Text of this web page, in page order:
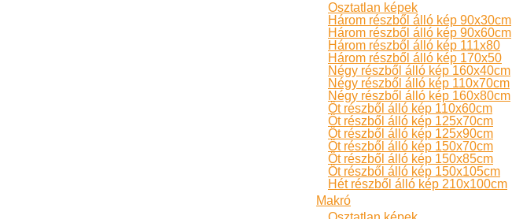
Osztatlan képek
Három részből álló kép 90x30cm
Három részből álló kép 90x60cm
Három részből álló kép 111x80
Három részből álló kép 170x50
Négy részből álló kép 160x40cm
Négy részből álló kép 110x70cm
Négy részből álló kép 160x80cm
Öt részből álló kép 110x60cm
Öt részből álló kép 125x70cm
Öt részből álló kép 125x90cm
Öt részből álló kép 150x70cm
Öt részből álló kép 150x85cm
Öt részből álló kép 150x105cm
Hét részből álló kép 210x100cm
Makró